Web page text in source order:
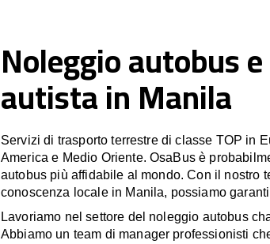
Noleggio autobus
autista in Manila
Servizi di trasporto terrestre di classe TOP in
America e Medio Oriente. OsaBus è
autobus più affidabile al mondo. Con il nostro
conoscenza locale in Manila, possiamo
Lavoriamo nel settore del noleggio autobus
Abbiamo un team di manager professionisti